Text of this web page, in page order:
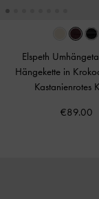
Elspeth
Hängekette in
Kastanienrotes
€89.00